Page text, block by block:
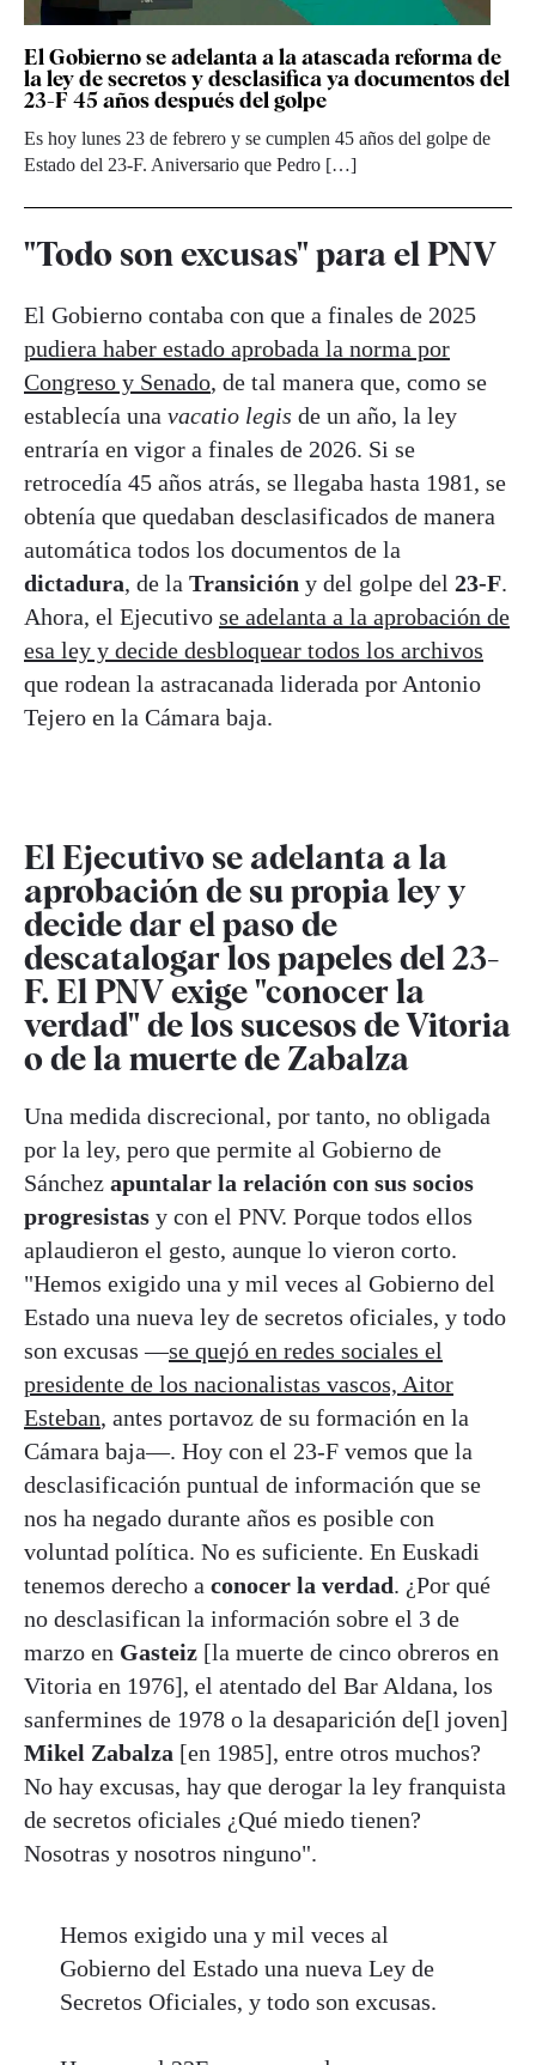
El Gobierno se adelanta a la atascada reforma de
la ley de secretos y desclasifica ya documentos del
23-F 45 años después del golpe
Es hoy lunes 23 de febrero y se cumplen 45 años del golpe de
Estado del 23-F. Aniversario que Pedro […]
"Todo son excusas" para el PNV
El Gobierno contaba con que a finales de 2025
pudiera haber estado aprobada la norma por
Congreso y Senado, de tal manera que, como se
establecía una vacatio legis de un año, la ley
entraría en vigor a finales de 2026. Si se
retrocedía 45 años atrás, se llegaba hasta 1981, se
obtenía que quedaban desclasificados de manera
automática todos los documentos de la
dictadura, de la Transición y del golpe del 23-F.
Ahora, el Ejecutivo se adelanta a la aprobación de
esa ley y decide desbloquear todos los archivos
que rodean la astracanada liderada por Antonio
Tejero en la Cámara baja.
El Ejecutivo se adelanta a la
aprobación de su propia ley y
decide dar el paso de
descatalogar los papeles del 23-
F. El PNV exige "conocer la
verdad" de los sucesos de Vitoria
o de la muerte de Zabalza
Una medida discrecional, por tanto, no obligada
por la ley, pero que permite al Gobierno de
Sánchez apuntalar la relación con sus socios
progresistas y con el PNV. Porque todos ellos
aplaudieron el gesto, aunque lo vieron corto.
"Hemos exigido una y mil veces al Gobierno del
Estado una nueva ley de secretos oficiales, y todo
son excusas —se quejó en redes sociales el
presidente de los nacionalistas vascos, Aitor
Esteban, antes portavoz de su formación en la
Cámara baja—. Hoy con el 23-F vemos que la
desclasificación puntual de información que se
nos ha negado durante años es posible con
voluntad política. No es suficiente. En Euskadi
tenemos derecho a conocer la verdad. ¿Por qué
no desclasifican la información sobre el 3 de
marzo en Gasteiz [la muerte de cinco obreros en
Vitoria en 1976], el atentado del Bar Aldana, los
sanfermines de 1978 o la desaparición de[l joven]
Mikel Zabalza [en 1985], entre otros muchos?
No hay excusas, hay que derogar la ley franquista
de secretos oficiales ¿Qué miedo tienen?
Nosotras y nosotros ninguno".
Hemos exigido una y mil veces al
Gobierno del Estado una nueva Ley de
Secretos Oficiales, y todo son excusas.